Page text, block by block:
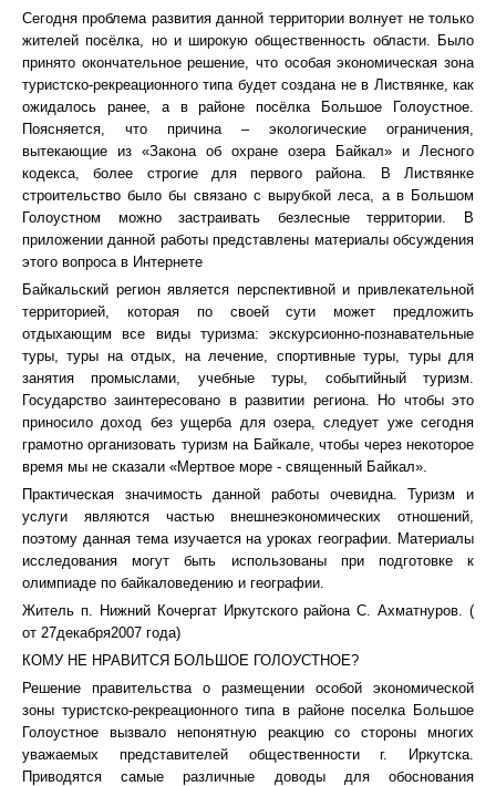
Сегодня проблема развития данной территории волнует не только
жителей посёлка, но и широкую общественность области. Было
принято окончательное решение, что особая экономическая зона
туристско-рекреационного типа будет создана не в Листвянке, как
ожидалось ранее, а в районе посёлка Большое Голоустное.
Поясняется, что причина – экологические ограничения,
вытекающие из «Закона об охране озера Байкал» и Лесного
кодекса, более строгие для первого района. В Листвянке
строительство было бы связано с вырубкой леса, а в Большом
Голоустном можно застраивать безлесные территории. В
приложении данной работы представлены материалы обсуждения
этого вопроса в Интернете
Байкальский регион является перспективной и привлекательной
территорией, которая по своей сути может предложить
отдыхающим все виды туризма: экскурсионно-познавательные
туры, туры на отдых, на лечение, спортивные туры, туры для
занятия промыслами, учебные туры, событийный туризм.
Государство заинтересовано в развитии региона. Но чтобы это
приносило доход без ущерба для озера, следует уже сегодня
грамотно организовать туризм на Байкале, чтобы через некоторое
время мы не сказали «Мертвое море - священный Байкал».
Практическая значимость данной работы очевидна. Туризм и
услуги являются частью внешнеэкономических отношений,
поэтому данная тема изучается на уроках географии. Материалы
исследования могут быть использованы при подготовке к
олимпиаде по байкаловедению и географии.
Житель п. Нижний Кочергат Иркутского района С. Ахматнуров. (
от 27декабря2007 года)
КОМУ НЕ НРАВИТСЯ БОЛЬШОЕ ГОЛОУСТНОЕ?
Решение правительства о размещении особой экономической
зоны туристско-рекреационного типа в районе поселка Большое
Голоустное вызвало непонятную реакцию со стороны многих
уважаемых представителей общественности г. Иркутска.
Приводятся самые различные доводы для обоснования